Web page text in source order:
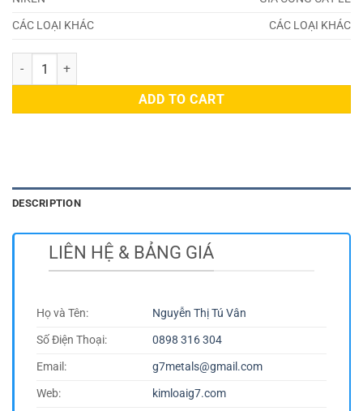
CÁC LOẠI KHÁC
CÁC LOẠI KHÁC
Đồng 20331 quantity
ADD TO CART
DESCRIPTION
LIÊN HỆ & BẢNG GIÁ
Họ và Tên:
Nguyễn Thị Tú Vân
Số Điện Thoại:
0898 316 304
Email:
g7metals@gmail.com
Web:
kimloaig7.com